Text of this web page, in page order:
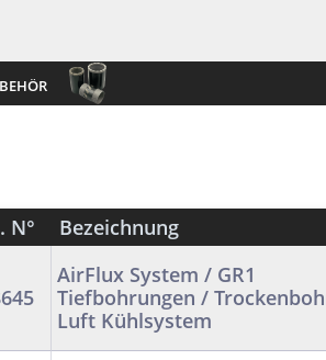
N° Bezeichnung
AirFlux System / GR1
Tiefbohrungen /
Luft Kühlsystem